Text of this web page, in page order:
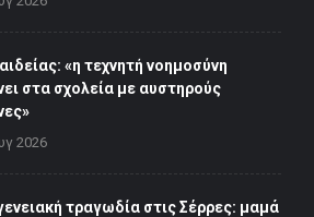
«η τεχνητή νοημοσύνη
στα σχολεία με αυστηρούς
2026
τραγωδία στις Σέρρες: μαμά